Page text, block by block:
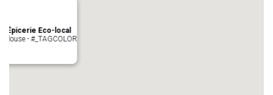
Épicerie Eco-local
- #_TAGCOLOR